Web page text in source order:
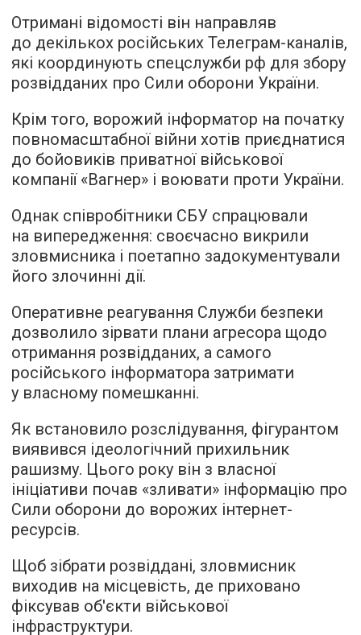
Отримані відомості він направляв
до декількох російських Телеграм-каналів,
які координують спецслужби рф для збору
розвідданих про Сили оборони України.
Крім того, ворожий інформатор на початку
повномасштабної війни хотів приєднатися
до бойовиків приватної військової
компанії «Вагнер» і воювати проти України.
Однак співробітники СБУ спрацювали
на випередження: своєчасно викрили
зловмисника і поетапно задокументували
його злочинні дії.
Оперативне реагування Служби безпеки
дозволило зірвати плани агресора щодо
отримання розвідданих, а самого
російського інформатора затримати
у власному помешканні.
Як встановило розслідування, фігурантом
виявився ідеологічний прихильник
рашизму. Цього року він з власної
ініціативи почав «зливати» інформацію про
Сили оборони до ворожих інтернет-
ресурсів.
Щоб зібрати розвіддані, зловмисник
виходив на місцевість, де приховано
фіксував об'єкти військової
інфраструктури.